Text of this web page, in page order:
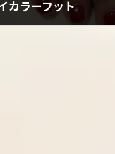
カラーフット